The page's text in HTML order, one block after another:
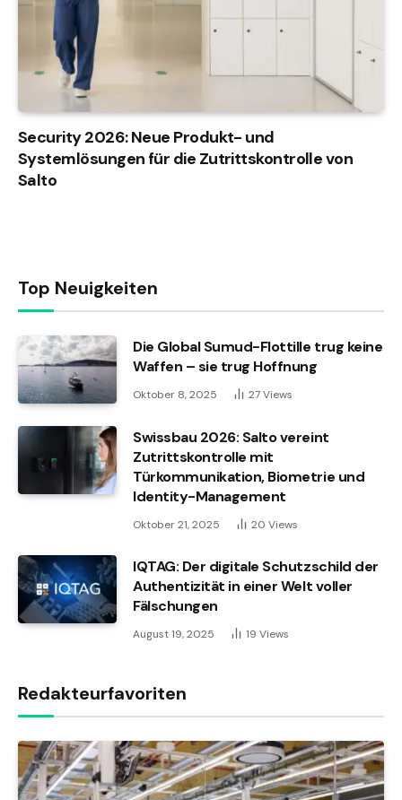
Security 2026: Neue Produkt- und
Systemlösungen für die Zutrittskontrolle von
Salto
Top Neuigkeiten
Die Global Sumud-Flottille trug keine
Waffen – sie trug Hoffnung
Oktober 8, 2025 27Views
Swissbau 2026: Salto vereint
Zutrittskontrolle mit
Türkommunikation, Biometrie und
Identity-Management
Oktober 21, 2025 20 Views
IQTAG: Der digitale Schutzschild der
Authentizität in einer Welt voller
Fälschungen
August 19, 2025 19 Views
Redakteurfavoriten